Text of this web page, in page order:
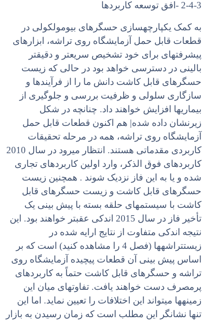
2-4-3 -افق توسعه کاربردها
به کمک یکپارچهسازی حسگرهای بیومولکولی در
قطعات قابل حمل آزمایشگاه روی تراشه، ابزارهای
پیشرفتهای برای خود تشخیص سریعتر و دقیقتر
بالینی در دسترسی خواهد بود در حالی که زیست
حسگرهای قابل کاشت دانش ما را از فرآیندها و
سازگاری سلولی و ظرفیت بررسی و جلوگیری از
بیماریها افزایش خواهند داد. چنانچه در شکل
زیرنشان داده شده| هم اکنون قطعات قابل حمل
آزمایشگاه روی تراشه، همه در مرحله تحقیقات
کاربردی مقدماتی هستند. انتظار میرود در سال 2010
کاربردهای فوق الذکر، وارد اولین کاربردهای تجاری
شده و یا به این فاز نزدیک شوند . همچنین زیست
حسگرهای قابل کاشت و زیست حسگرهای قابل
کاشت با سیستمهای حلقه بسته با پیش بینی یک
تأخیر فاز در سال 2015 اندکی عقبتر خواهند بود. این
نتیجه اندکی متفاوت از نتایج ارایه شده در
زیستتراشهها (فصل 4 را مشاهده کنید) است که بر
اساس پیش بینی آن قطعات پیچیده آزمایشگاه روی
تراشه و حسگرهای قابل کاشت حتماً به کاربردهای
پرمصرف دست خواهند یافت. تفاوتهای میان این
زمینهها میتواند این اختلافات را تعیین نماید. اما این
تنها نشانگر این مطلب است که زمان رسیدن به بازار